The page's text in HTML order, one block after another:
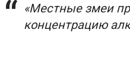
«Местные змеи
концентрацию